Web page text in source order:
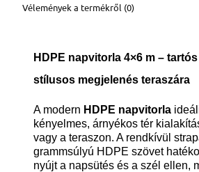
Vélemények a termékről (0)
HDPE napvitorla 4×6 m –
stílusos megjelenés teraszára
A modern HDPE napvitorla
kényelmes, árnyékos tér
vagy a teraszon. A rendkívül
grammsúlyú HDPE szövet
nyújt a napsütés és a szél ellen,